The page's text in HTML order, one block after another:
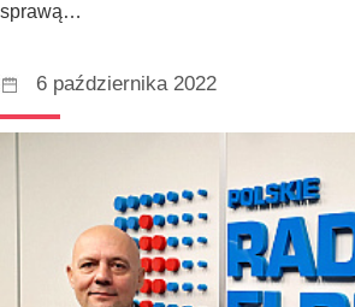
sprawą…
6 października 2022